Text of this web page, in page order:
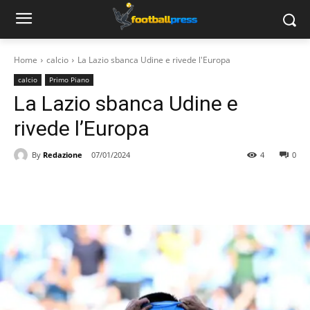
Home calcio La Lazio sbanca Udine e rivede l'Europa
calcio Primo Piano
La Lazio sbanca Udine e
rivede l’Europa
By Redazione 07/01/2024 0
4